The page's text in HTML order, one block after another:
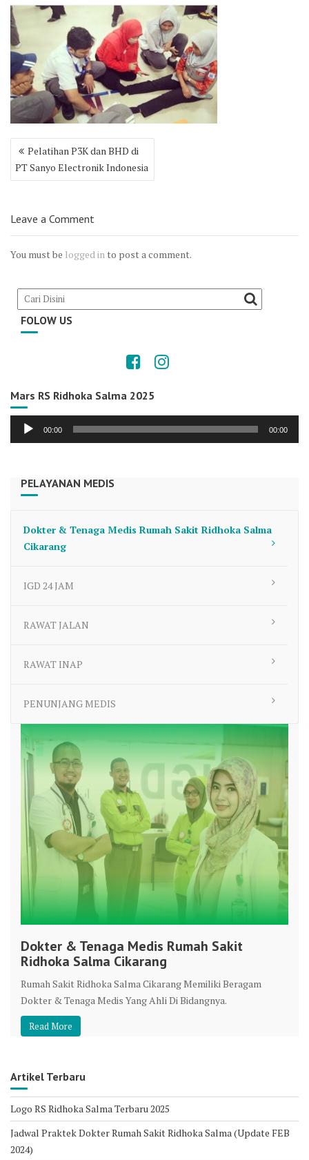
Post
navigation
Pelatihan P3K dan BHD di
PT Sanyo Electronik Indonesia
Leave a Comment
You must be logged in to post a comment.
FOLOW US
Mars RS Ridhoka Salma 2025
Audio
00:00 00:00
PELAYANAN MEDIS
Dokter & Tenaga Medis Rumah Sakit Ridhoka Salma
Cikarang
IGD 24 JAM
RAWAT JALAN
RAWAT INAP
PENUNJANG MEDIS
Dokter & Tenaga Medis Rumah Sakit
Ridhoka Salma Cikarang
Rumah Sakit Ridhoka Salma Cikarang Memiliki Beragam
Dokter & Tenaga Medis Yang Ahli Di Bidangnya.
Read More
Artikel Terbaru
Logo RS Ridhoka Salma Terbaru 2025
Jadwal Praktek Dokter Rumah Sakit Ridhoka Salma (Update FEB
2024)